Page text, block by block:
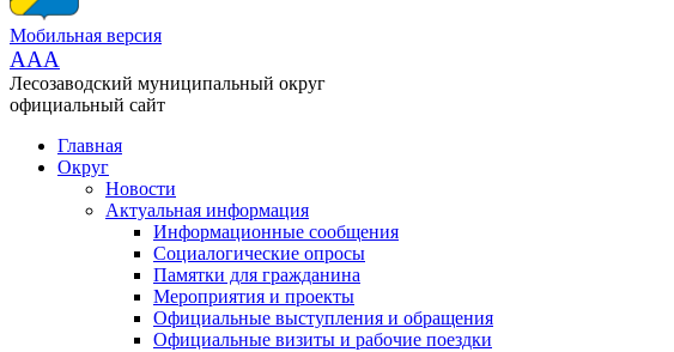
Мобильная версия
AAA
Лесозаводский муниципальный округ
официальный сайт
Главная
Округ
Новости
Актуальная информация
Информационные сообщения
Социалогические опросы
Памятки для гражданина
Мероприятия и проекты
Официальные выступления и обращения
Официальные визиты и рабочие поездки